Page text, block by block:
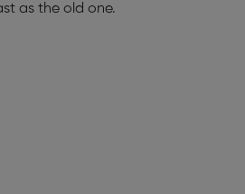
as the old one.